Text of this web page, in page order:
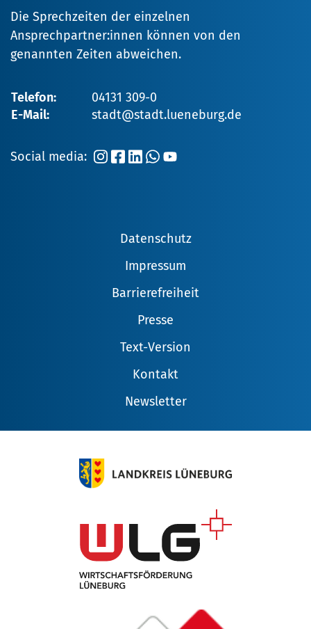
Die Sprechzeiten der einzelnen
Ansprechpartner:innen können von den
genannten Zeiten abweichen.
Telefon:
04131 309-0
E-Mail:
stadt@stadt.lueneburg.de
Social media:
Datenschutz
Impressum
Barrierefreiheit
Presse
Text-Version
Kontakt
Newsletter